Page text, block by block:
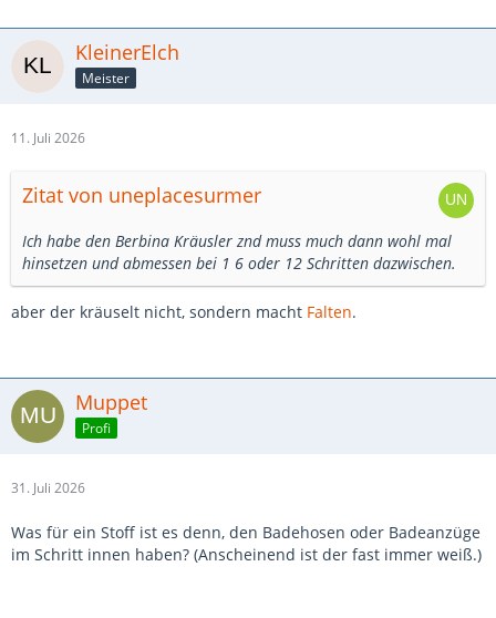
KleinerElch
Meister
11. Juli 2026
Zitat von uneplacesurmer
Ich habe den Berbina Kräusler znd muss much dann wohl mal
hinsetzen und abmessen bei 1 6 oder 12 Schritten dazwischen.
aber der kräuselt nicht, sondern macht Falten.
Muppet
Profi
31. Juli 2026
Was für ein Stoff ist es denn, den Badehosen oder Badeanzüge
im Schritt innen haben? (Anscheinend ist der fast immer weiß.)